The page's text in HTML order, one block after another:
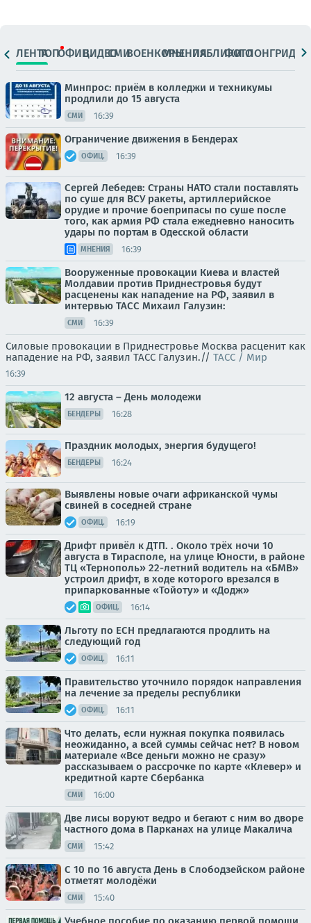
ЛЕНТАТОПОФИЦ.ВИДЕОСМИВОЕНКОРЫМНЕНИЯПАБЛИКИ
ФОТОЛОНГРИДЫ
Минпрос: приём в колледжи и техникумы
продлили до 15 августа
СМИ 16:39
Ограничение движения в Бендерах
ОФИЦ. 16:39
Сергей Лебедев: Страны НАТО стали поставлять
по суше для ВСУ ракеты, артиллерийское
орудие и прочие боеприпасы по суше после
того, как армия РФ стала ежедневно наносить
удары по портам в Одесской области
МНЕНИЯ 16:39
Вооруженные провокации Киева и властей
Молдавии против Приднестровья будут
расценены как нападение на РФ, заявил в
интервью ТАСС Михаил Галузин:
СМИ 16:39
Силовые провокации в Приднестровье Москва расценит как
нападение на РФ, заявил ТАСС Галузин.// ТАСС / Мир
16:39
12 августа – День молодежи
БЕНДЕРЫ 16:28
Праздник молодых, энергия будущего!
БЕНДЕРЫ 16:24
Выявлены новые очаги африканской чумы
свиней в соседней стране
ОФИЦ. 16:19
Дрифт привёл к ДТП. . Около трёх ночи 10
августа в Тирасполе, на улице Юности, в районе
ТЦ «Тернополь» 22-летний водитель на «БМВ»
устроил дрифт, в ходе которого врезался в
припаркованные «Тойоту» и «Додж»
ОФИЦ. 16:14
Льготу по ЕСН предлагаются продлить на
следующий год
ОФИЦ. 16:11
Правительство уточнило порядок направления
на лечение за пределы республики
ОФИЦ. 16:11
Что делать, если нужная покупка появилась
неожиданно, а всей суммы сейчас нет? В новом
материале «Все деньги можно не сразу»
рассказываем о рассрочке по карте «Клевер» и
кредитной карте Сбербанка
СМИ 16:00
Две лисы воруют ведро и бегают с ним во дворе
частного дома в Парканах на улице Макалича
СМИ 15:42
С 10 по 16 августа День в Слободзейском районе
отметят молодёжи
СМИ 15:40